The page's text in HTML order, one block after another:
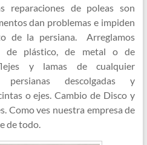
reparaciones de poleas son
dan problemas e impiden
de la persiana. Arreglamos
de plástico, de metal o de
y lamas de cualquier
descolgadas y
o ejes. Cambio de Disco y
Como ves nuestra empresa de
de todo.